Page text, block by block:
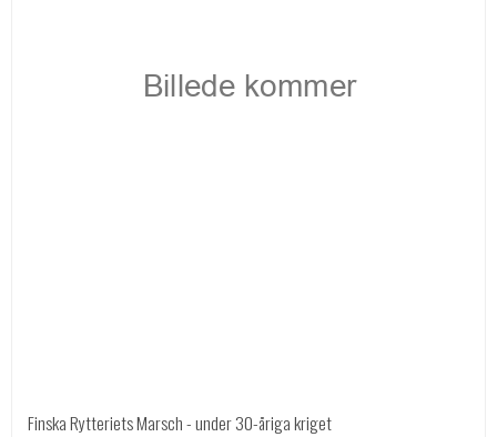
Finska Rytteriets Marsch - under 30-åriga kriget